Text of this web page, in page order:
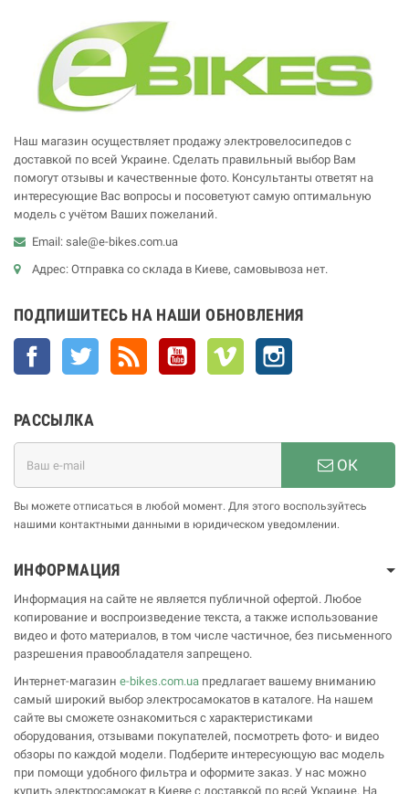
Наш магазин осуществляет продажу электровелосипедов с
доставкой по всей Украине. Сделать правильный выбор Вам
помогут отзывы и качественные фото. Консультанты ответят на
интересующие Вас вопросы и посоветуют самую оптимальную
модель с учётом Ваших пожеланий.
Email: sale@e-bikes.com.ua
Адрес: Отправка со склада в Киеве, самовывоза нет.
ПОДПИШИТЕСЬ НА НАШИ ОБНОВЛЕНИЯ
Facebook Twitter YouTube Vimeo
РАССЫЛКА
ОК
Вы можете отписаться в любой момент. Для этого воспользуйтесь
нашими контактными данными в юридическом уведомлении.
ИНФОРМАЦИЯ
Информация на сайте не является публичной офертой. Любое
копирование и воспроизведение текста, а также использование
видео и фото материалов, в том числе частичное, без письменного
разрешения правообладателя запрещено.
Интернет-магазин e-bikes.com.ua предлагает вашему вниманию
самый широкий выбор электросамокатов в каталоге. На нашем
сайте вы сможете ознакомиться с характеристиками
оборудования, отзывами покупателей, посмотреть фото- и видео
обзоры по каждой модели. Подберите интересующую вас модель
при помощи удобного фильтра и оформите заказ. У нас можно
купить электросамокат в Киеве с доставкой по всей Украине. На